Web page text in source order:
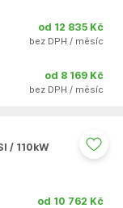
od 12 835 Kč
bez DPH / měsíc
od 8 169 Kč
bez DPH / měsíc
/ 110kW
od 10 762 Kč